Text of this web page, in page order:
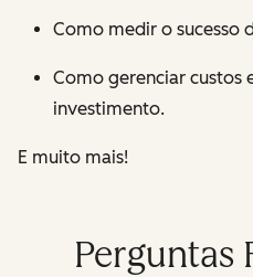
Como medir o sucesso
Como gerenciar custos
investimento.
E muito mais!
Perguntas